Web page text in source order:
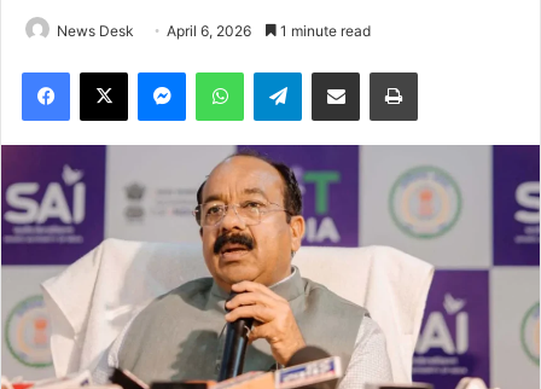
News Desk April 6, 2026 1 minute read
Facebook
X MessengerWhatsAppTelegramShare via Email Print